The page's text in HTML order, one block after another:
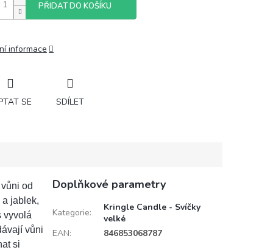
PŘIDAT DO KOŠÍKU
informace
SE SDÍLET
od
jablek,
vyvolá
vůni
si
Doplňkové parametry
Kategorie:
Kringle Candle - Svíčky
velké
EAN: 846853068787